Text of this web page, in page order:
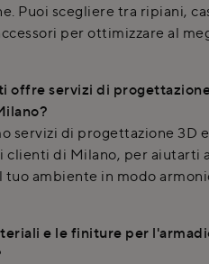
Puoi scegliere tra ripiani,
per ottimizzare al
offre servizi di
servizi di progettazione 3D e
clienti di Milano, per aiutarti
ambiente in modo
e le finiture per